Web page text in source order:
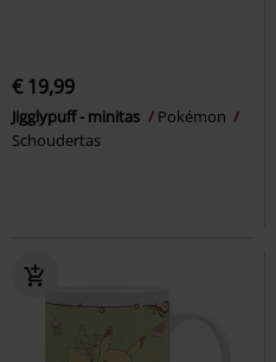
€ 19,99
Jigglypuff - minitas
Pokémon
Schoudertas